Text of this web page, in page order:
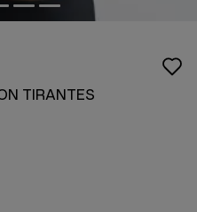
TIRANTES